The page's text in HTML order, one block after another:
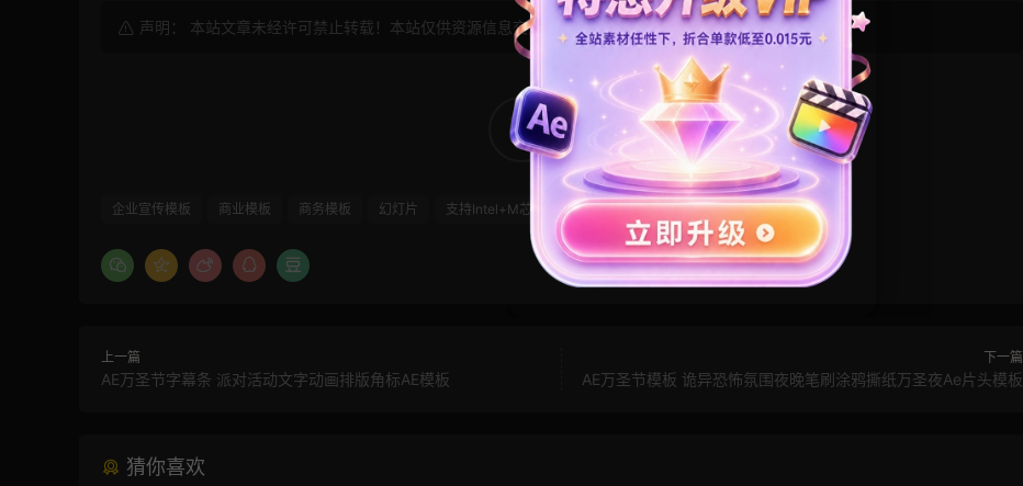
声明： 本站文章未经许可禁止转载！本站仅供资源信息交流学习， 版权说明点此了解！
10
企业宣传模板 商业模板 商务模板 幻灯片 支持Intel+M芯片 科技风模板
上一篇
AE万圣节字幕条 派对活动文字动画排版角标AE模板
下一篇
AE万圣节模板 诡异恐怖氛围夜晚笔刷涂鸦撕纸万圣夜Ae片头模板
猜你喜欢